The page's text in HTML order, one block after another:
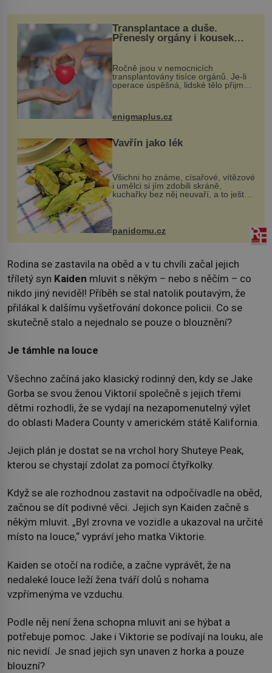
Transplantace a duše.
Přenesly orgány i kousek
Ročně jsou v nemocnicích
transplantovány tisíce orgánů. Je-li
operace úspěšná, lidské tělo přijme
enigmaplus.cz
Vavřín jako lék
Všichni ho známe, císařové, vítězové
i umělci si jím zdobili skráně,
kuchařky bez něj neuvaří, a to ještě
nevíte, že bobkový list může výrazně
zmírnit některé naše neduhy.
Obsahuje v malém množství ně...
panidomu.cz
Rodina se zastavila na oběd a v tu chvíli začal jejich
tříletý syn Kaiden mluvit s někým – nebo s něčím – co
nikdo jiný neviděl! Příběh se stal natolik poutavým, že
přilákal k dalšímu vyšetřování dokonce policii. Co se
skutečně stalo a nejednalo se pouze o blouznění?
Je támhle na louce
Všechno začíná jako klasický rodinný den, kdy se Jake
Gorba se svou ženou Viktorií společně s jejich třemi
dětmi rozhodli, že se vydají na nezapomenutelný výlet
do oblasti Madera County v americkém státě Kalifornia.
Jejich plán je dostat se na vrchol hory Shuteye Peak,
kterou se chystají zdolat za pomocí čtyřkolky.
Když se ale rozhodnou zastavit na odpočívadle na oběd,
začnou se dít podivné věci. Jejich syn Kaiden začně s
někým mluvit. „Byl zrovna ve vozidle a ukazoval na určité
místo na louce,“ vypráví jeho matka Viktorie.
Kaiden se otočí na rodiče, a začne vyprávět, že na
nedaleké louce leží žena tváří dolů s nohama
vzpřímenýma ve vzduchu.
Podle něj není žena schopna mluvit ani se hýbat a
potřebuje pomoc. Jake i Viktorie se podívají na louku, ale
nic nevidí. Je snad jejich syn unaven z horka a pouze
blouzní?